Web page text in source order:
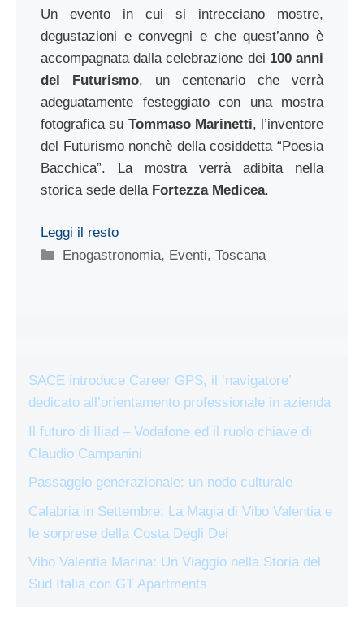
Un evento in cui si intrecciano mostre,
degustazioni e convegni e che quest’anno è
accompagnata dalla celebrazione dei 100 anni
del Futurismo, un centenario che verrà
adeguatamente festeggiato con una mostra
fotografica su Tommaso Marinetti, l’inventore
del Futurismo nonchè della cosiddetta “Poesia
Bacchica”. La mostra verrà adibita nella
storica sede della Fortezza Medicea.
Leggi il resto
Categorie
Enogastronomia, Eventi,Toscana
SACE introduce Career GPS, il ‘navigatore’
dedicato all’orientamento professionale in azienda
Il futuro di Iliad – Vodafone ed il ruolo chiave di
Claudio Campanini
Passaggio generazionale: un nodo culturale
Calabria in Settembre: La Magia di Vibo Valentia e
le sorprese della Costa Degli Dei
Vibo Valentia Marina: Un Viaggio nella Storia del
Sud Italia con GT Apartments